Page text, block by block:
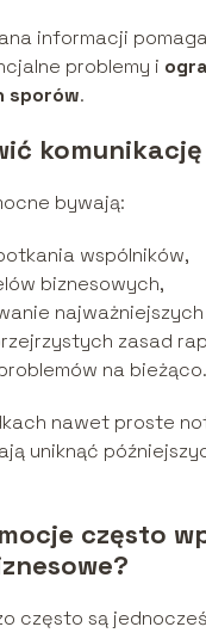
informacji
problemy i
sporów.
komunikację
bywają:
wspólników,
biznesowych,
zasad
na bieżąco.
nawet proste
uniknąć
często
często są